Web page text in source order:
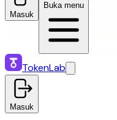
Masuk
Buka menu
TokenLab
Masuk